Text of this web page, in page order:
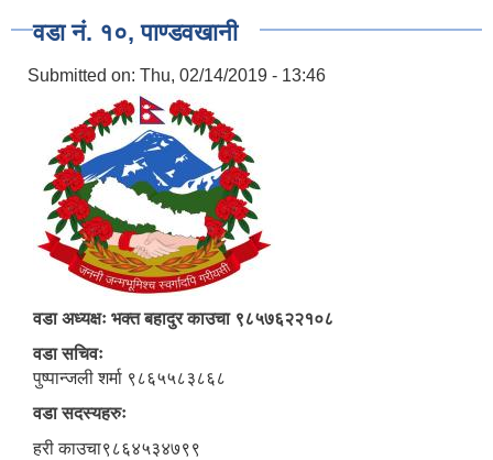
वडा नं. १०, पाण्डवखानी
Submitted on: Thu, 02/14/2019 - 13:46
वडा अध्यक्षः भक्त बहादुर काउचा ९८५७६२२१०८
वडा सचिवः
पुष्पान्जली शर्मा ९८६५५८३८६८
वडा सदस्यहरुः
हरी काउचा९८६४५३४७९९